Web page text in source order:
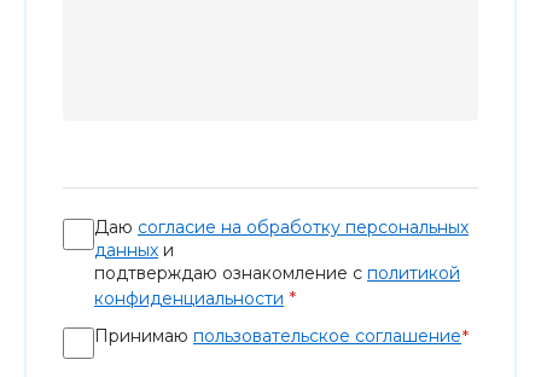
Даю согласие на обработку персональных
данных и
подтверждаю ознакомление с политикой
конфиденциальности *
Принимаю пользовательское соглашение*